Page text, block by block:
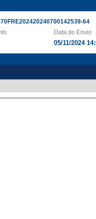
64
Data do Envio
05/11/2024